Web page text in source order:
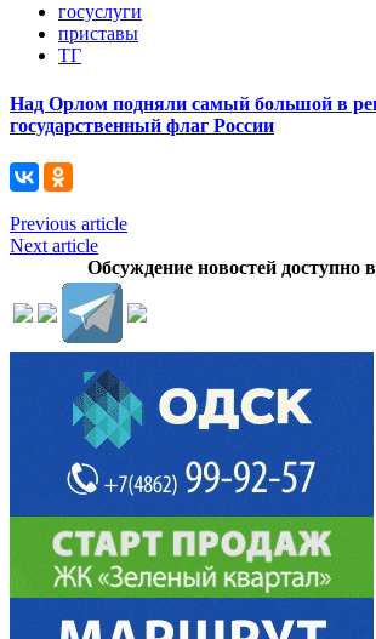
госуслуги
приставы
ТГ
Над Орлом подняли самый большой в
государственный флаг России
Previous article
Next article
Обсуждение новостей доступно